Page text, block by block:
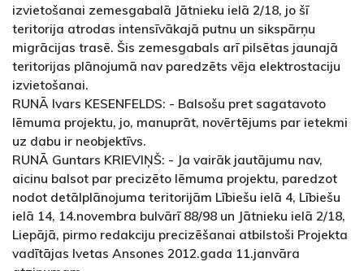
izvietošanai zemesgabalā Jātnieku ielā 2/18, jo šī
teritorija atrodas intensīvākajā putnu un sikspārņu
migrācijas trasē. Šis zemesgabals arī pilsētas jaunajā
teritorijas plānojumā nav paredzēts vēja elektrostaciju
izvietošanai.
RUNĀ Ivars KESENFELDS: - Balsošu pret sagatavoto
lēmuma projektu, jo, manuprāt, novērtējums par ietekmi
uz dabu ir neobjektīvs.
RUNĀ Guntars KRIEVIŅŠ: - Ja vairāk jautājumu nav,
aicinu balsot par precizēto lēmuma projektu, paredzot
nodot detālplānojuma teritorijām Lībiešu ielā 4, Lībiešu
ielā 14, 14.novembra bulvārī 88/98 un Jātnieku ielā 2/18,
Liepājā, pirmo redakciju precizēšanai atbilstoši Projekta
vadītājas Ivetas Ansones 2012.gada 11.janvāra